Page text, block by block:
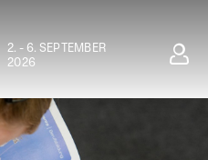
2. - 6. SEPTEMBER
2026